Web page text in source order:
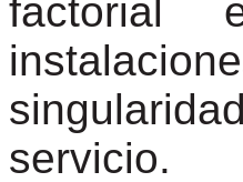
factorial
servicio.